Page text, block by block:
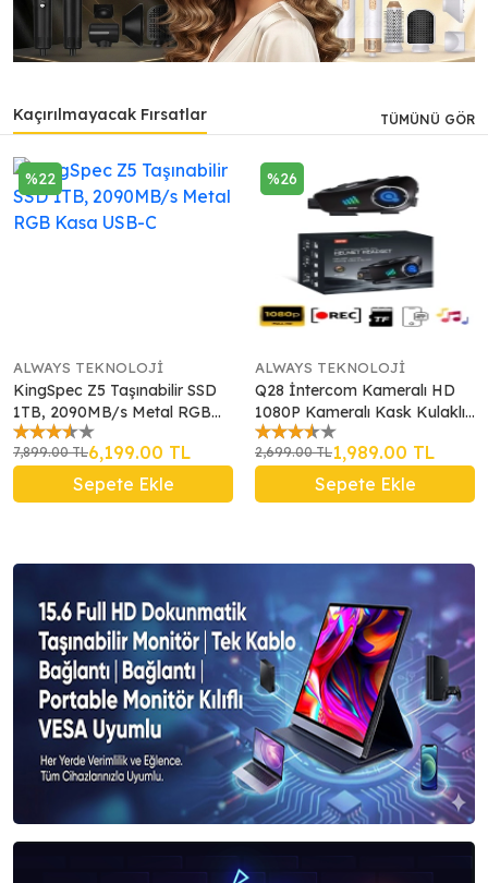
Kaçırılmayacak Fırsatlar TÜMÜNÜ GÖR
%22
ALWAYS TEKNOLOJİ
KingSpec Z5 Taşınabilir SSD
1TB, 2090MB/s Metal RGB
Kasa USB-C
7,899.00 TL6,199.00 TL
Sepete Ekle
%26
ALWAYS TEKNOLOJİ
Q28 İntercom Kameralı HD
1080P Kameralı Kask Kulaklık
Su Geçirmez 32GB Hafıza
Kartlı
2,699.00 TL1,989.00 TL
Sepete Ekle